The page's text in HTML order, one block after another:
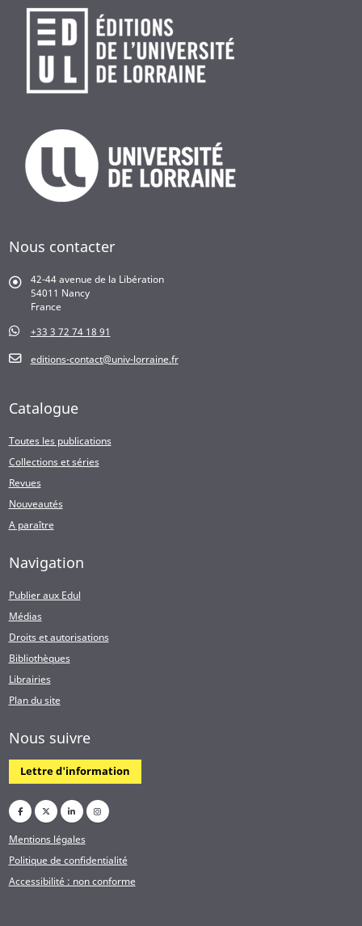
Nous contacter
42-44 avenue de la Libération
54011 Nancy
France
+33 3 72 74 18 91
editions-contact@univ-lorraine.fr
Catalogue
Toutes les publications
Collections et séries
Revues
Nouveautés
A paraître
Navigation
Publier aux Edul
Médias
Droits et autorisations
Bibliothèques
Librairies
Plan du site
Nous suivre
Lettre d'information
Mentions légales
Politique de confidentialité
Accessibilité : non conforme